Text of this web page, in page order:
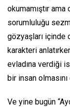
okumamıştır
sorumluluğu
gözyaşları içinde
karakteri
evladına verdiği
bir insan
Ve yine bugün